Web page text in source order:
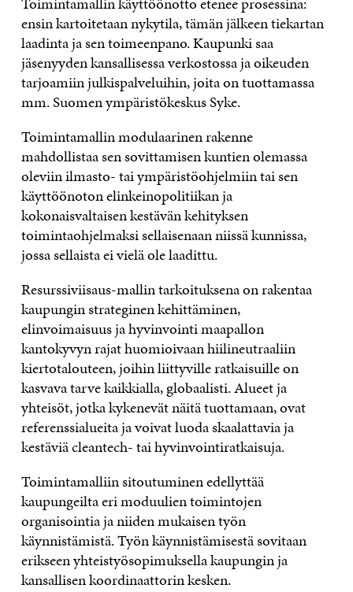
ensin kartoitetaan nykytila, tämän jälkeen tiekartan
laadinta ja sen toimeenpano. Kaupunki saa
jäsenyyden kansallisessa verkostossa ja oikeuden
tarjoamiin julkispalveluihin, joita on tuottamassa
mm. Suomen ympäristökeskus Syke.
Toimintamallin modulaarinen rakenne
mahdollistaa sen sovittamisen kuntien olemassa
oleviin ilmasto- tai ympäristöohjelmiin tai sen
käyttöönoton elinkeinopolitiikan ja
kokonaisvaltaisen kestävän kehityksen
toimintaohjelmaksi sellaisenaan niissä kunnissa,
jossa sellaista ei vielä ole laadittu.
Resurssiviisaus-mallin tarkoituksena on rakentaa
kaupungin strateginen kehittäminen,
elinvoimaisuus ja hyvinvointi maapallon
kantokyvyn rajat huomioivaan hiilineutraaliin
kiertotalouteen, joihin liittyville ratkaisuille on
kasvava tarve kaikkialla, globaalisti. Alueet ja
yhteisöt, jotka kykenevät näitä tuottamaan, ovat
referenssialueita ja voivat luoda skaalattavia ja
kestäviä cleantech- tai hyvinvointiratkaisuja.
Toimintamalliin sitoutuminen edellyttää
kaupungeilta eri moduulien toimintojen
organisointia ja niiden mukaisen työn
käynnistämistä. Työn käynnistämisestä sovitaan
erikseen yhteistyösopimuksella kaupungin ja
kansallisen koordinaattorin kesken.